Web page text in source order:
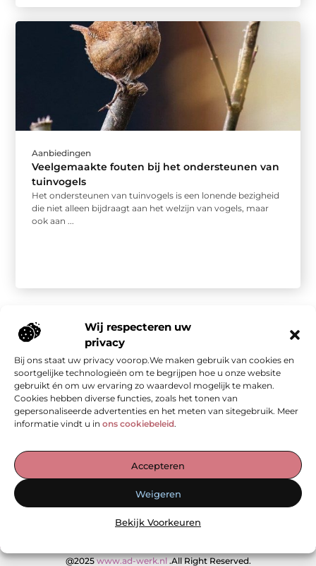
Wij respecteren uw
privacy
Bij ons staat uw privacy voorop.We maken gebruik van cookies en
soortgelijke technologieën om te begrijpen hoe u onze website
gebruikt én om uw ervaring zo waardevol mogelijk te maken.
Cookies hebben diverse functies, zoals het tonen van
gepersonaliseerde advertenties en het meten van sitegebruik. Meer
informatie vindt u in ons cookiebeleid.
Accepteren
Weigeren
Bekijk Voorkeuren
Aanbiedingen
Veelgemaakte fouten bij het ondersteunen van
tuinvogels
Het ondersteunen van tuinvogels is een lonende bezigheid
die niet alleen bijdraagt aan het welzijn van vogels, maar
ook aan ...
De Verzamelplaats voor Blogs en Inzichten
— Ontdek inspirerende verhalen, praktische tips en waardevolle
artikelen, allemaal op één plek. Begin jouw leesreis vandaag op
@2025www.ad-werk.nl.All Right Reserved.
Onze informatie